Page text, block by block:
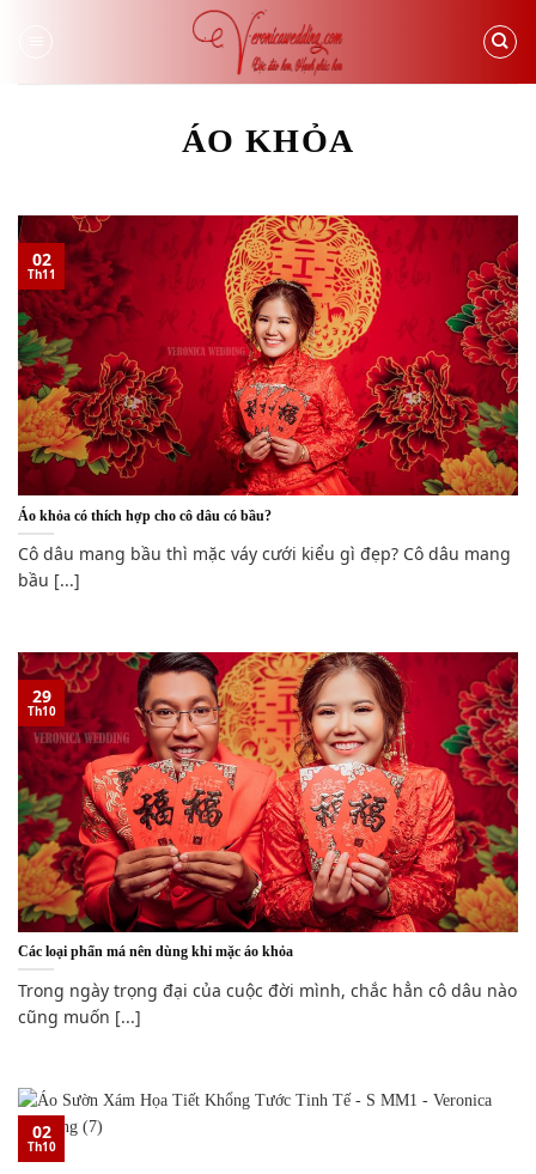
ÁO KHỎA
Áo khỏa có thích hợp cho cô dâu có bầu?
Cô dâu mang bầu thì mặc váy cưới kiểu gì đẹp? Cô dâu mang
bầu [...]
02
Th11
Các loại phấn má nên dùng khi mặc áo khỏa
Trong ngày trọng đại của cuộc đời mình, chắc hẳn cô dâu nào
cũng muốn [...]
29
Th10
02
Th10